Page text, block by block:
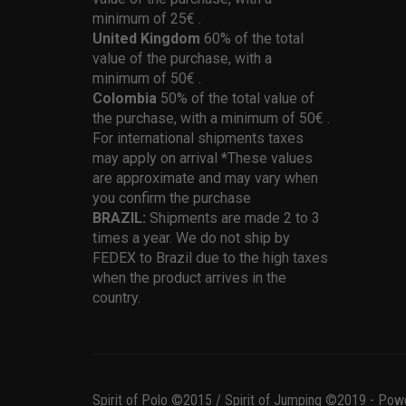
minimum of 25€ .
United Kingdom 60% of the total
value of the purchase, with a
minimum of 50€ .
Colombia 50% of the total value of
the purchase, with a minimum of 50€ .
For international shipments taxes
may apply on arrival *These values
are approximate and may vary when
you confirm the purchase
BRAZIL: Shipments are made 2 to 3
times a year. We do not ship by
FEDEX to Brazil due to the high taxes
when the product arrives in the
country.
Spirit of Polo ©2015 / Spirit of Jumping ©2019 -